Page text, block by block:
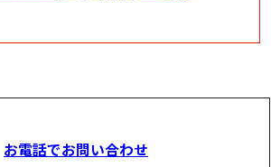
お電話でお問い合わせ